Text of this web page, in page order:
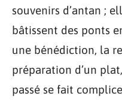
souvenirs d’antan ;
bâtissent des ponts
une bénédiction, la
préparation d’un
passé se fait